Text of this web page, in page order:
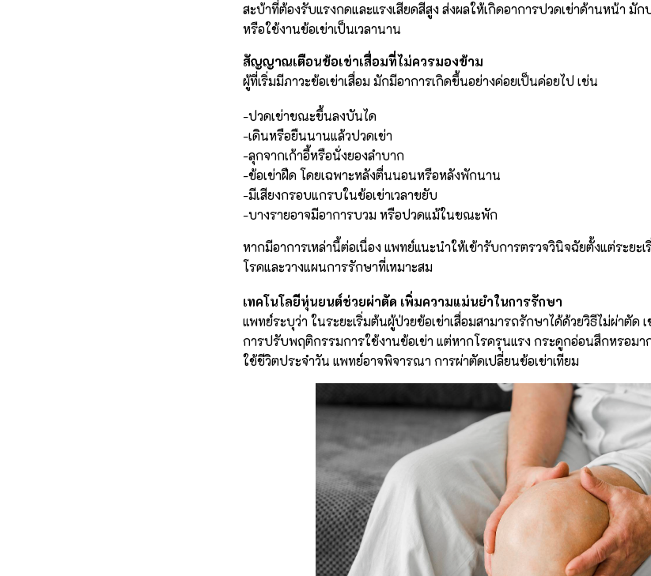
สะบ้าที่ต้องรับแรงกดและแรงเสียดสีสูง ส่งผลให้เกิดอาการปวดเข่าด้านหน้า มั
หรือใช้งานข้อเข่าเป็นเวลานาน
สัญญาณเตือนข้อเข่าเสื่อมที่ไม่ควรมองข้าม
ผู้ที่เริ่มมีภาวะข้อเข่าเสื่อม มักมีอาการเกิดขึ้นอย่างค่อยเป็นค่อยไป เช่น
-ปวดเข่าขณะขึ้นลงบันได
-เดินหรือยืนนานแล้วปวดเข่า
-ลุกจากเก้าอี้หรือนั่งยองลำบาก
-ข้อเข่าฝืด โดยเฉพาะหลังตื่นนอนหรือหลังพักนาน
-มีเสียงกรอบแกรบในข้อเข่าเวลาขยับ
-บางรายอาจมีอาการบวม หรือปวดแม้ในขณะพัก
หากมีอาการเหล่านี้ต่อเนื่อง แพทย์แนะนำให้เข้ารับการตรวจวินิจฉัยตั้งแต่ระยะ
โรคและวางแผนการรักษาที่เหมาะสม
เทคโนโลยีหุ่นยนต์ช่วยผ่าตัด เพิ่มความแม่นยำในการรักษา
แพทย์ระบุว่า ในระยะเริ่มต้นผู้ป่วยข้อเข่าเสื่อมสามารถรักษาได้ด้วยวิธีไม่ผ่าตัด
การปรับพฤติกรรมการใช้งานข้อเข่า แต่หากโรครุนแรง กระดูกอ่อนสึกหรอม
ใช้ชีวิตประจำวัน แพทย์อาจพิจารณา การผ่าตัดเปลี่ยนข้อเข่าเทียม